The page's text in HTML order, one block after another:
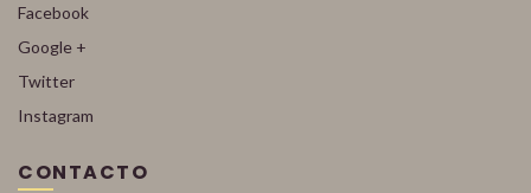
Facebook
Google +
Twitter
Instagram
CONTACTO